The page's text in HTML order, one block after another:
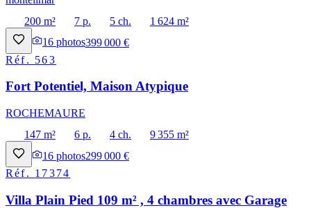
200 m²
7 p. 5 ch.
1 624 m²
16 photos399 000 €
Réf. 563
Fort Potentiel, Maison Atypique
ROCHEMAURE
147 m²
6 p. 4 ch.
9 355 m²
16 photos299 000 €
Réf. 17374
Villa Plain Pied 109 m² , 4 chambres avec Garage